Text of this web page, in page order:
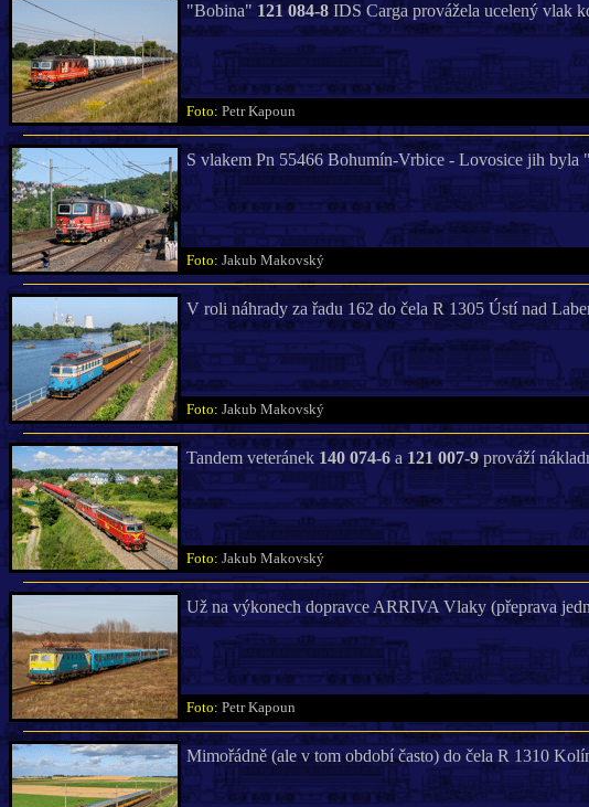
"Bobina" 121 084-8 IDS Carga provážela ucelený vlak
Foto: Petr Kapoun
S vlakem Pn 55466 Bohumín-Vrbice - Lovosice jih byla
Foto: Jakub Makovský
V roli náhrady za řadu 162 do čela R 1305 Ústí nad
Foto: Jakub Makovský
Tandem veteránek 140 074-6 a121 007-9prováží
Foto: Jakub Makovský
Už na výkonech dopravce ARRIVA Vlaky (přeprava
Foto: Petr Kapoun
Mimořádně (ale v tom období často) do čela R 1310